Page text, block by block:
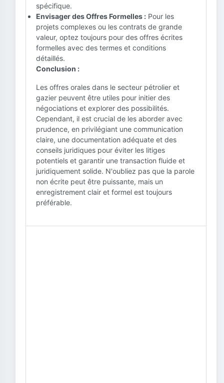
spécifique.
Envisager des Offres Formelles : Pour les
projets complexes ou les contrats de grande
valeur, optez toujours pour des offres écrites
formelles avec des termes et conditions
détaillés.
Conclusion :
Les offres orales dans le secteur pétrolier et
gazier peuvent être utiles pour initier des
négociations et explorer des possibilités.
Cependant, il est crucial de les aborder avec
prudence, en privilégiant une communication
claire, une documentation adéquate et des
conseils juridiques pour éviter les litiges
potentiels et garantir une transaction fluide et
juridiquement solide. N'oubliez pas que la parole
non écrite peut être puissante, mais un
enregistrement clair et formel est toujours
préférable.